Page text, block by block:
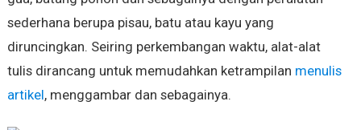
sederhana berupa pisau, batu atau kayu yang
diruncingkan. Seiring perkembangan waktu, alat-alat
tulis dirancang untuk memudahkan ketrampilan menulis
artikel, menggambar dan sebagainya.